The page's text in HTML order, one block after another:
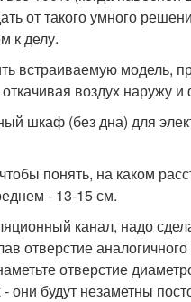
от такого умного
к делу.
встраиваемую модель,
воздух наружу и
шкаф (без дна) для
понять, на каком
- 13-15 см.
канал, надо
отверстие
отверстие
они будут незаметны